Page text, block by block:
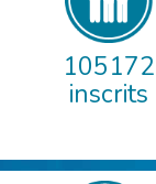
105172
inscrits